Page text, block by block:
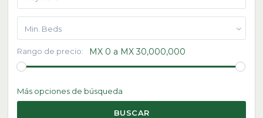
Min. Beds
Rango de precio: MX 0 a MX 30,000,000
Más opciones de búsqueda
BUSCAR